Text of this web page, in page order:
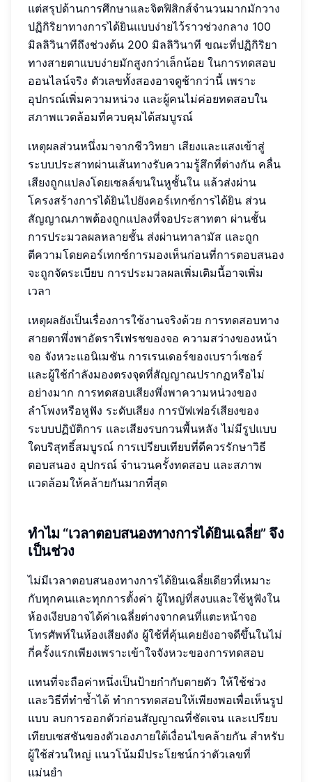
แต่สรุปด้านการศึกษาและจิตฟิสิกส์จำนวนมากมักวาง
ปฏิกิริยาทางการได้ยินแบบง่ายไว้ราวช่วงกลาง 100
มิลลิวินาทีถึงช่วงต้น 200 มิลลิวินาที ขณะที่ปฏิกิริยา
ทางสายตาแบบง่ายมักสูงกว่าเล็กน้อย ในการทดสอบ
ออนไลน์จริง ตัวเลขทั้งสองอาจดูช้ากว่านี้ เพราะ
อุปกรณ์เพิ่มความหน่วง และผู้คนไม่ค่อยทดสอบใน
สภาพแวดล้อมที่ควบคุมได้สมบูรณ์
เหตุผลส่วนหนึ่งมาจากชีววิทยา เสียงและแสงเข้าสู่
ระบบประสาทผ่านเส้นทางรับความรู้สึกที่ต่างกัน คลื่น
เสียงถูกแปลงโดยเซลล์ขนในหูชั้นใน แล้วส่งผ่าน
โครงสร้างการได้ยินไปยังคอร์เทกซ์การได้ยิน ส่วน
สัญญาณภาพต้องถูกแปลงที่จอประสาทตา ผ่านชั้น
การประมวลผลหลายชั้น ส่งผ่านทาลามัส และถูก
ตีความโดยคอร์เทกซ์การมองเห็นก่อนที่การตอบสนอง
จะถูกจัดระเบียบ การประมวลผลเพิ่มเติมนี้อาจเพิ่ม
เวลา
เหตุผลยังเป็นเรื่องการใช้งานจริงด้วย การทดสอบทาง
สายตาพึ่งพาอัตรารีเฟรชของจอ ความสว่างของหน้า
จอ จังหวะแอนิเมชัน การเรนเดอร์ของเบราว์เซอร์
และผู้ใช้กำลังมองตรงจุดที่สัญญาณปรากฏหรือไม่
อย่างมาก การทดสอบเสียงพึ่งพาความหน่วงของ
ลำโพงหรือหูฟัง ระดับเสียง การบัฟเฟอร์เสียงของ
ระบบปฏิบัติการ และเสียงรบกวนพื้นหลัง ไม่มีรูปแบบ
ใดบริสุทธิ์สมบูรณ์ การเปรียบเทียบที่ดีควรรักษาวิธี
ตอบสนอง อุปกรณ์ จำนวนครั้งทดสอบ และสภาพ
แวดล้อมให้คล้ายกันมากที่สุด
ทำไม “เวลาตอบสนองทางการได้ยินเฉลี่ย” จึง
เป็นช่วง
ไม่มีเวลาตอบสนองทางการได้ยินเฉลี่ยเดียวที่เหมาะ
กับทุกคนและทุกการตั้งค่า ผู้ใหญ่ที่สงบและใช้หูฟังใน
ห้องเงียบอาจได้ค่าเฉลี่ยต่างจากคนที่แตะหน้าจอ
โทรศัพท์ในห้องเสียงดัง ผู้ใช้ที่คุ้นเคยยังอาจดีขึ้นในไม่
กี่ครั้งแรกเพียงเพราะเข้าใจจังหวะของการทดสอบ
แทนที่จะถือค่าหนึ่งเป็นป้ายกำกับตายตัว ให้ใช้ช่วง
และวิธีที่ทำซ้ำได้ ทำการทดสอบให้เพียงพอเพื่อเห็นรูป
แบบ ลบการออกตัวก่อนสัญญาณที่ชัดเจน และเปรียบ
เทียบเซสชันของตัวเองภายใต้เงื่อนไขคล้ายกัน สำหรับ
ผู้ใช้ส่วนใหญ่ แนวโน้มมีประโยชน์กว่าตัวเลขที่
แม่นยำ